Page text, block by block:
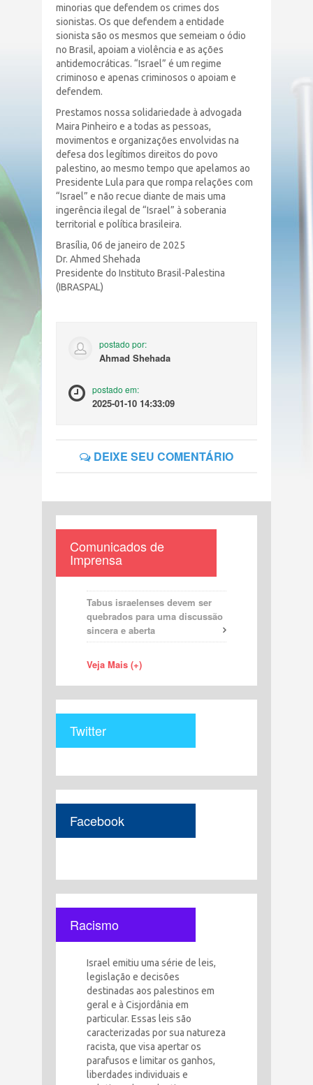
minorias que defendem os crimes dos
sionistas. Os que defendem a entidade
sionista são os mesmos que semeiam o ódio
no Brasil, apoiam a violência e as ações
antidemocráticas. “Israel” é um regime
criminoso e apenas criminosos o apoiam e
defendem.
Prestamos nossa solidariedade à advogada
Maira Pinheiro e a todas as pessoas,
movimentos e organizações envolvidas na
defesa dos legítimos direitos do povo
palestino, ao mesmo tempo que apelamos ao
Presidente Lula para que rompa relações com
“Israel” e não recue diante de mais uma
ingerência ilegal de “Israel” à soberania
territorial e política brasileira.
Brasília, 06 de janeiro de 2025
Dr. Ahmed Shehada
Presidente do Instituto Brasil-Palestina
(IBRASPAL)
postado por:
Ahmad Shehada
postado em:
2025-01-10 14:33:09
DEIXE SEU COMENTÁRIO
Comunicados de
Imprensa
Tabus israelenses devem ser
quebrados para uma discussão
sincera e aberta
Veja Mais (+)
Twitter
Facebook
Racismo
Israel emitiu uma série de leis,
legislação e decisões
destinadas aos palestinos em
geral e à Cisjordânia em
particular. Essas leis são
caracterizadas por sua natureza
racista, que visa apertar os
parafusos e limitar os ganhos,
liberdades individuais e